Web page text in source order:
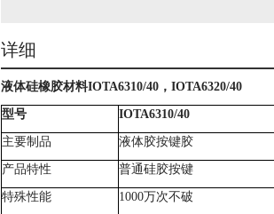
详细
液体硅橡胶材料IOTA6310/40 ， IOTA6320/40
型号 IOTA6310/40
主要制品 液体胶按键胶
产品特性 普通硅胶按键
特殊性能 1000万次不破